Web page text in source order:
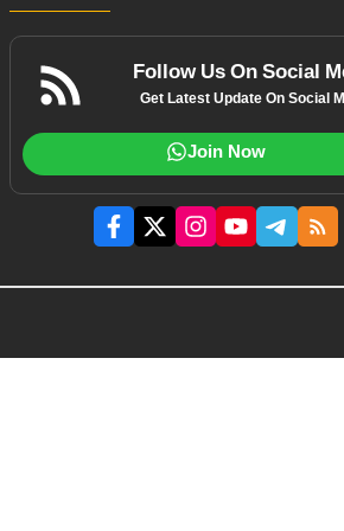
Follow Us On Social
Get Latest Update On Social
Join Now